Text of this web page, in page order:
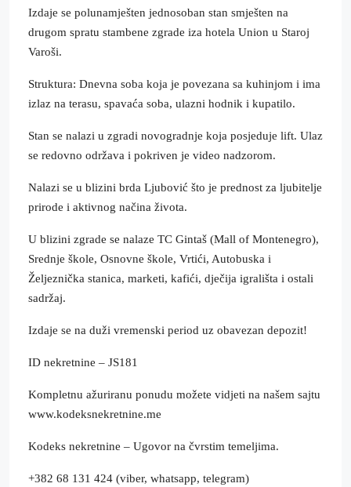
Izdaje se polunamješten jednosoban stan smješten na
drugom spratu stambene zgrade iza hotela Union u Staroj
Varoši.
Struktura: Dnevna soba koja je povezana sa kuhinjom i ima
izlaz na terasu, spavaća soba, ulazni hodnik i kupatilo.
Stan se nalazi u zgradi novogradnje koja posjeduje lift. Ulaz
se redovno održava i pokriven je video nadzorom.
Nalazi se u blizini brda Ljubović što je prednost za ljubitelje
prirode i aktivnog načina života.
U blizini zgrade se nalaze TC Gintaš (Mall of Montenegro),
Srednje škole, Osnovne škole, Vrtići, Autobuska i
Željeznička stanica, marketi, kafići, dječija igrališta i ostali
sadržaj.
Izdaje se na duži vremenski period uz obavezan depozit!
ID nekretnine – JS181
Kompletnu ažuriranu ponudu možete vidjeti na našem sajtu
www.kodeksnekretnine.me
Kodeks nekretnine – Ugovor na čvrstim temeljima.
+382 68 131 424 (viber, whatsapp, telegram)